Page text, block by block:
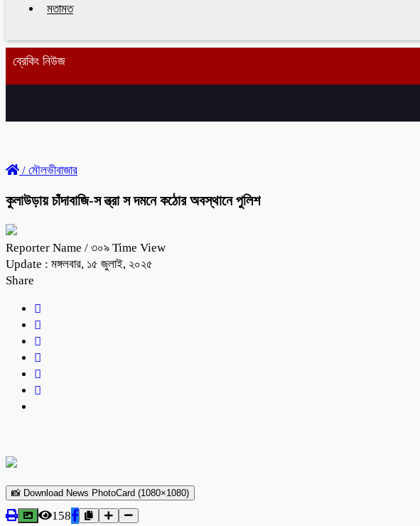
মতামত
ব্রেকিং নিউজ
/ মৌলভীবাজার
কুলাউড়ায় চাঁদাবাজি-স ন্ত্রা স দমনে কঠোর অবস্থানে পুলিশ
Reporter Name / ৩০৯ Time View
Update : মঙ্গলবার, ১৫ জুলাই, ২০২৫
Share
📸 Download News PhotoCard (1080×1080)
158